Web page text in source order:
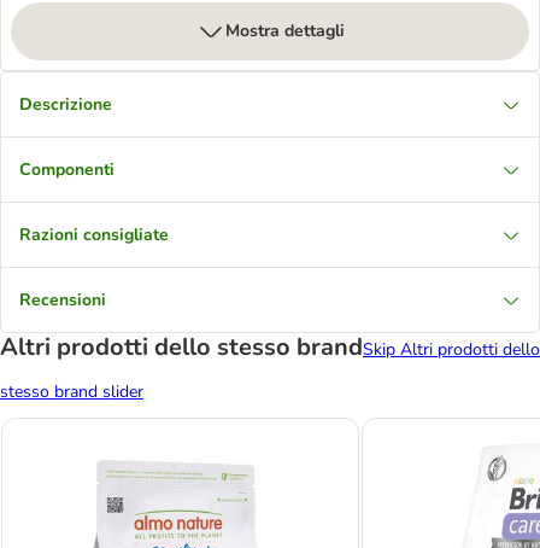
Mostra dettagli
Descrizione
Componenti
Razioni consigliate
Recensioni
Altri prodotti dello stesso brandSkip Altri prodotti dello
stesso brand slider